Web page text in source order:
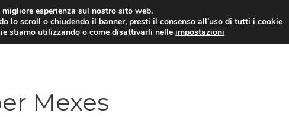
CALCIOMERCATO CAMPIONATO SERIE A
Mexes
esperienza sul nostro sito web.
lo scroll o chiudendo il banner, presti il consenso all’uso di tutti i cookie
stiamo utilizzando o come disattivarli nelleimpostazioni